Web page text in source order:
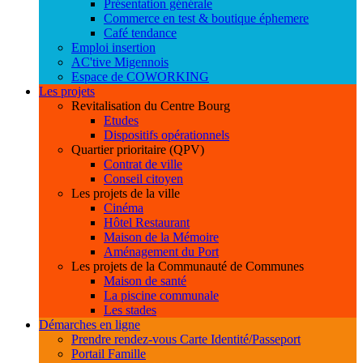
Présentation générale
Commerce en test & boutique éphemere
Café tendance
Emploi insertion
AC'tive Migennois
Espace de COWORKING
Les projets
Revitalisation du Centre Bourg
Etudes
Dispositifs opérationnels
Quartier prioritaire (QPV)
Contrat de ville
Conseil citoyen
Les projets de la ville
Cinéma
Hôtel Restaurant
Maison de la Mémoire
Aménagement du Port
Les projets de la Communauté de Communes
Maison de santé
La piscine communale
Les stades
Démarches en ligne
Prendre rendez-vous Carte Identité/Passeport
Portail Famille